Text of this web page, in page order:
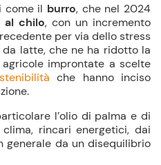
come il burro, che nel 2024
al chilo, con un incremento
per via dello stress
latte, che ne ha ridotto la
improntate a scelte
che hanno inciso
l’olio di palma e di
rincari energetici, dai
da un disequilibrio